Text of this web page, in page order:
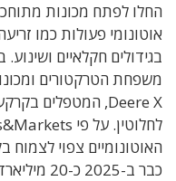
החלו לפתח מכונות
אוטונומי פעולות כמו
בגידולים חקלאיים
Deere X, המטפלים בקרקע, זורעים וקוצרים באופן
האוטונומיים צפוי לצמוח
כבר ב-2025 כ-20 מיליארד דולר.